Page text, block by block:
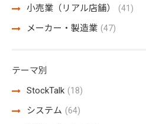
小売業（リアル店舗） (41)
メーカー・製造業 (47)
テーマ別
StockTalk (18)
システム (64)